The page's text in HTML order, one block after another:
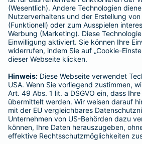
Kranken-
Tierversicherungen
Adresse ändern
Schaden melden
Serviceübersicht